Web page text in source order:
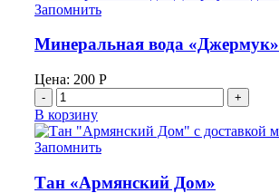
Запомнить
Минеральная вода «Джермук»
Цена: 200 Р
Количество
товара
Минеральная
вода
В корзину
Запомнить
Тан «Армянский Дом»